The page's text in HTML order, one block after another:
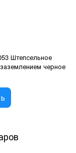
Штепсельное
черное